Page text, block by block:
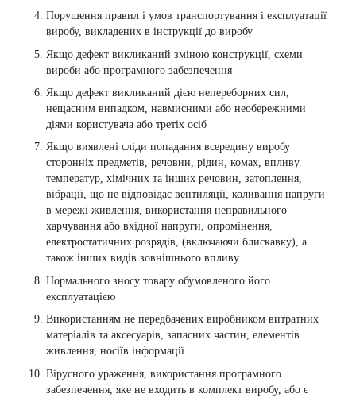
Порушення правил і умов транспортування і експлуатації
виробу, викладених в інструкції до виробу
Якщо дефект викликаний зміною конструкції, схеми
вироби або програмного забезпечення
Якщо дефект викликаний дією непереборних сил,
нещасним випадком, навмисними або необережними
діями користувача або третіх осіб
Якщо виявлені сліди попадання всередину виробу
сторонніх предметів, речовин, рідин, комах, впливу
температур, хімічних та інших речовин, затоплення,
вібрації, що не відповідає вентиляції, коливання напруги
в мережі живлення, використання неправильного
харчування або вхідної напруги, опромінення,
електростатичних розрядів, (включаючи блискавку), а
також інших видів зовнішнього впливу
Нормального зносу товару обумовленого його
експлуатацією
Використанням не передбачених виробником витратних
матеріалів та аксесуарів, запасних частин, елементів
живлення, носіїв інформації
Вірусного ураження, використання програмного
забезпечення, яке не входить в комплект виробу, або є